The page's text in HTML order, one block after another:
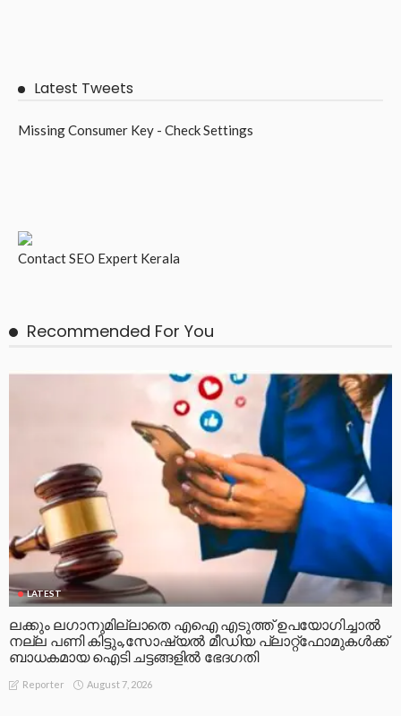
Latest Tweets
Missing Consumer Key - Check Settings
ContactSEO Expert Kerala
Recommended For You
LATEST
ലക്കും ലഗാനുമില്ലാതെ എഐ എടുത്ത് ഉപയോഗിച്ചാല്‍
നല്ല പണി കിട്ടും,സോഷ്യല്‍ മീഡിയ പ്ലാറ്റ്‌ഫോമുകള്‍ക്ക്
ബാധകമായ ഐടി ചട്ടങ്ങളില്‍ ഭേദഗതി
Reporter August 7, 2026